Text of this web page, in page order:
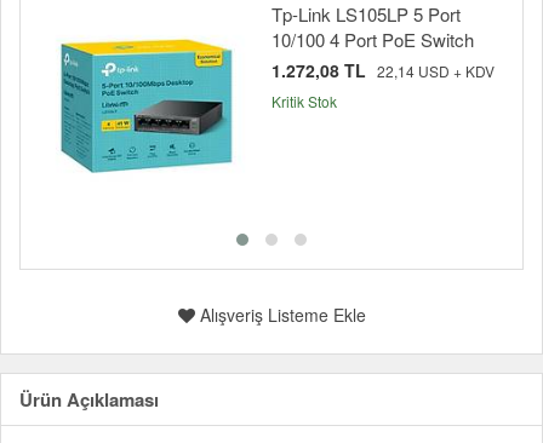
Tp-Link LS105LP 5 Port
10/100 4 Port PoE Switch
1.272,08 TL 22,14 USD + KDV
Kritik Stok
Alışveriş Listeme Ekle
Ürün Açıklaması